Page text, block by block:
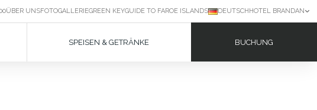
ÜBER UNSFOTOGALLERIEGREEN KEYGUIDE TO FAROE ISLANDS DEUTSCHHOTEL BRANDAN
SPEISEN & GETRÄNKE BUCHUNG